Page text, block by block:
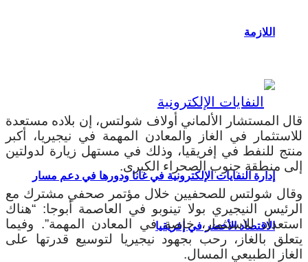
اللازمة
إدارة النفايات الإلكترونية في غانا ودورها في دعم مسار
الاقتصاد الأخضر في إفريقيا
قال المستشار الألماني أولاف شولتس، إن بلاده مستعدة
للاستثمار في الغاز والمعادن المهمة في نيجيريا، أكبر
منتج للنفط في إفريقيا، وذلك في مستهل زيارة لدولتين
إلى منطقة جنوب الصحراء الكبرى.
وقال شولتس للصحفيين خلال مؤتمر صحفي مشترك مع
الرئيس النيجيري بولا تينوبو في العاصمة أبوجا: “هناك
استعداد للاستثمار، خاصة في المعادن المهمة”. وفيما
يتعلق بالغاز، رحب بجهود نيجيريا لتوسيع قدرتها على
الغاز الطبيعي المسال.